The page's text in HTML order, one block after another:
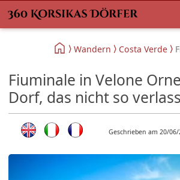
Wandern Costa Verde
Fiuminale in Velone
Dorf, das nicht so
Geschrieben am 20/06/